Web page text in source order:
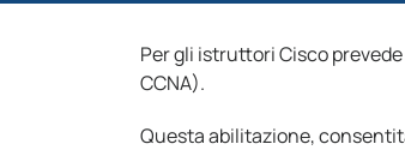
Per gli istruttori Cisco
CCNA).
Questa abilitazione,